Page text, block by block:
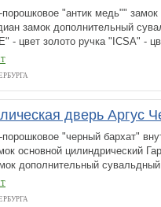
"антик медь"" замок
замок дополнительный
- цвет золото ручка "ICSA" -
дверь Аргус
порошковое "черный бархат"
основной цилиндрический
дополнительный